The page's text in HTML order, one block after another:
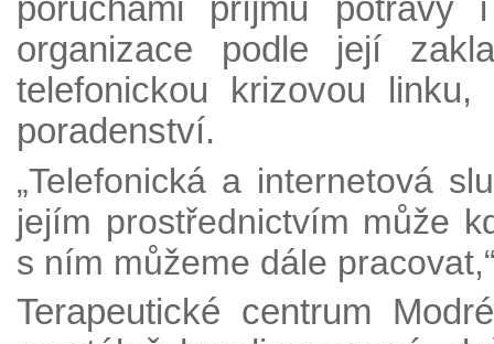
poruchami příjmu potravy
organizace podle její
telefonickou krizovou
poradenství.
„Telefonická a internetová
jejím prostřednictvím může
s ním můžeme dále
Terapeutické centrum